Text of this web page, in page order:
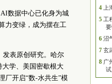
数据中心已化身为城
力变绿，成为摆在工
发表原创研究。哈尔
学、美国密歇根大
厂开启“数-水共生”模
4 上
5 工
6 沼
7 玄
8 广